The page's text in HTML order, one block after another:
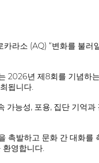
라소 (AQ) “변화를 불
2026년 제8회를 기념하
됩니다.
가능성, 포용, 집단 기억
촉발하고 문화 간 대화
환영합니다.